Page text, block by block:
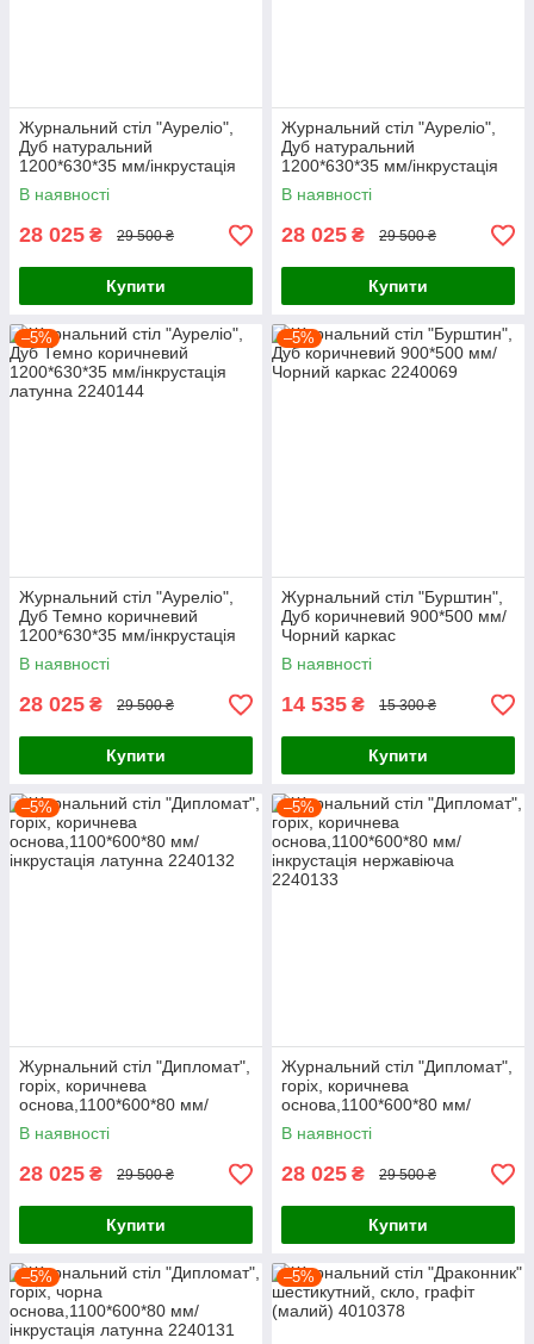
Журнальний стіл "Ауреліо",
Дуб натуральний
1200*630*35 мм/інкрустація
латунна
В наявності
28 025 ₴ 29 500 ₴
Купити
Журнальний стіл "Ауреліо",
Дуб натуральний
1200*630*35 мм/інкрустація
нержавіюча
В наявності
28 025 ₴ 29 500 ₴
Купити
–5%
Журнальний стіл "Ауреліо",
Дуб Темно коричневий
1200*630*35 мм/інкрустація
латунна
В наявності
28 025 ₴ 29 500 ₴
Купити
–5%
Журнальний стіл "Бурштин",
Дуб коричневий 900*500 мм/
Чорний каркас
В наявності
14 535 ₴ 15 300 ₴
Купити
–5%
Журнальний стіл "Дипломат",
горіх, коричнева
основа,1100*600*80 мм/
інкрустація латунна
В наявності
28 025 ₴ 29 500 ₴
Купити
–5%
Журнальний стіл "Дипломат",
горіх, коричнева
основа,1100*600*80 мм/
інкрустація нержавіюча
В наявності
28 025 ₴ 29 500 ₴
Купити
–5% –5%